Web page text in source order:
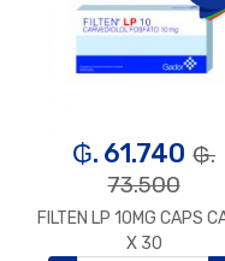
₲. 61.740 ₲.
73.500
FILTEN LP 10MG CAPS
X 30